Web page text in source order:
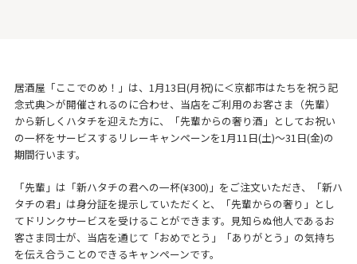
居酒屋「ここでのめ！」は、1月13日(月祝)に＜京都市はたちを祝う記
念式典＞が開催されるのに合わせ、当店をご利用のお客さま（先輩）
から新しくハタチを迎えた方に、「先輩からの奢り酒」としてお祝い
の一杯をサービスするリレーキャンペーンを1月11日(土)〜31日(金)の
期間行います。
「先輩」は「新ハタチの君への一杯(¥300)」をご注文いただき、「新ハ
タチの君」は身分証を提示していただくと、「先輩からの奢り」とし
てドリンクサービスを受けることができます。見知らぬ他人であるお
客さま同士が、当店を通じて「おめでとう」「ありがとう」の気持ち
を伝え合うことのできるキャンペーンです。